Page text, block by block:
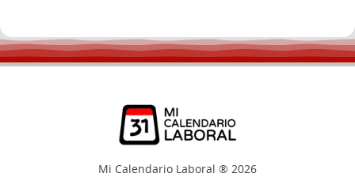
Mi Calendario Laboral ® 2026